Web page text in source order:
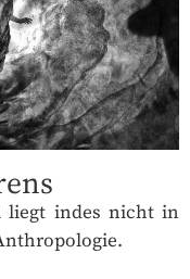
liegt indes nicht in